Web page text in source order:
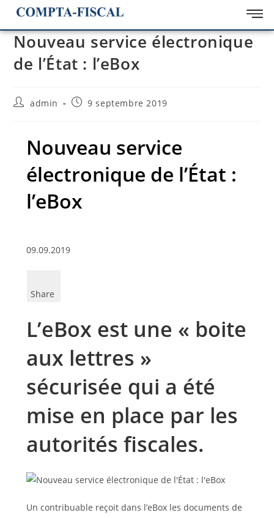
Nouveau service électronique
de l’État : l’eBox
admin 9 septembre 2019
Nouveau service
électronique de l’État :
l’eBox
09.09.2019
Share
L’eBox est une « boite
aux lettres »
sécurisée qui a été
mise en place par les
autorités fiscales.
Un contribuable reçoit dans l’eBox les documents de